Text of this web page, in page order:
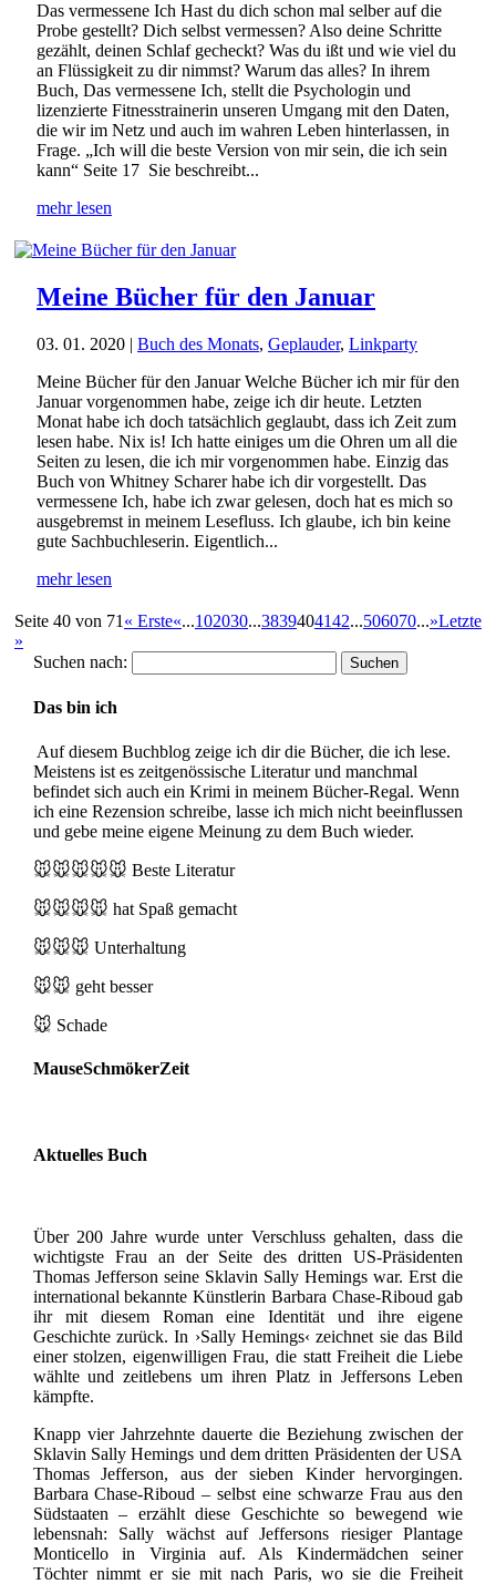
Das vermessene Ich Hast du dich schon mal selber auf die
Probe gestellt? Dich selbst vermessen? Also deine Schritte
gezählt, deinen Schlaf gecheckt? Was du ißt und wie viel du
an Flüssigkeit zu dir nimmst? Warum das alles? In ihrem
Buch, Das vermessene Ich, stellt die Psychologin und
lizenzierte Fitnesstrainerin unseren Umgang mit den Daten,
die wir im Netz und auch im wahren Leben hinterlassen, in
Frage. „Ich will die beste Version von mir sein, die ich sein
kann“ Seite 17 Sie beschreibt...
mehr lesen
Meine Bücher für den Januar
03. 01. 2020 | Buch des Monats, Geplauder, Linkparty
Meine Bücher für den Januar Welche Bücher ich mir für den
Januar vorgenommen habe, zeige ich dir heute. Letzten
Monat habe ich doch tatsächlich geglaubt, dass ich Zeit zum
lesen habe. Nix is! Ich hatte einiges um die Ohren um all die
Seiten zu lesen, die ich mir vorgenommen habe. Einzig das
Buch von Whitney Scharer habe ich dir vorgestellt. Das
vermessene Ich, habe ich zwar gelesen, doch hat es mich so
ausgebremst in meinem Lesefluss. Ich glaube, ich bin keine
gute Sachbuchleserin. Eigentlich...
mehr lesen
Seite 40 von 71 « Erste«...102030...3839404142...506070...»Letzte
»
Suchen nach:
Das bin ich
Auf diesem Buchblog zeige ich dir die Bücher, die ich lese.
Meistens ist es zeitgenössische Literatur und manchmal
befindet sich auch ein Krimi in meinem Bücher-Regal. Wenn
ich eine Rezension schreibe, lasse ich mich nicht beeinflussen
und gebe meine eigene Meinung zu dem Buch wieder.
🐭🐭🐭🐭🐭 Beste Literatur
🐭🐭🐭🐭 hat Spaß gemacht
🐭🐭🐭 Unterhaltung
🐭🐭 geht besser
🐭 Schade
MauseSchmökerZeit
Aktuelles Buch
Über 200 Jahre wurde unter Verschluss gehalten, dass die
wichtigste Frau an der Seite des dritten US-Präsidenten
Thomas Jefferson seine Sklavin Sally Hemings war. Erst die
international bekannte Künstlerin Barbara Chase-Riboud gab
ihr mit diesem Roman eine Identität und ihre eigene
Geschichte zurück. In ›Sally Hemings‹ zeichnet sie das Bild
einer stolzen, eigenwilligen Frau, die statt Freiheit die Liebe
wählte und zeitlebens um ihren Platz in Jeffersons Leben
kämpfte.
Knapp vier Jahrzehnte dauerte die Beziehung zwischen der
Sklavin Sally Hemings und dem dritten Präsidenten der USA
Thomas Jefferson, aus der sieben Kinder hervorgingen.
Barbara Chase-Riboud – selbst eine schwarze Frau aus den
Südstaaten – erzählt diese Geschichte so bewegend wie
lebensnah: Sally wächst auf Jeffersons riesiger Plantage
Monticello in Virginia auf. Als Kindermädchen seiner
Töchter nimmt er sie mit nach Paris, wo sie die Freiheit